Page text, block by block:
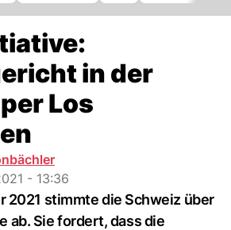
in der
Los
- 13:36
2021 stimmte die Schweiz über
ab. Sie fordert, dass die